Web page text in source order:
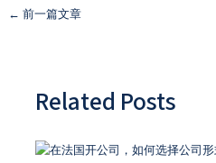
← 前一篇文章
Related Posts